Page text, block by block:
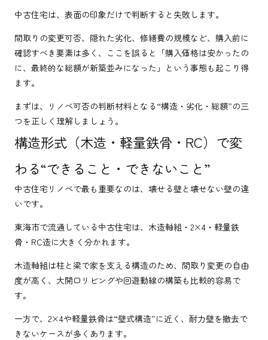
中古住宅は、表面の印象だけで判断すると失敗します。
間取りの変更可否、隠れた劣化、修繕費の規模など、購入前に
確認すべき要素は多く、ここを誤ると「購入価格は安かったの
に、最終的な総額が新築並みになった」という事態も起こり得
ます。
まずは、リノベ可否の判断材料となる“構造・劣化・総額”の三
つを正しく理解しましょう。
構造形式（木造・軽量鉄骨・RC）で変
わる“できること・できないこと”
中古住宅リノベで最も重要なのは、壊せる壁と壊せない壁の違
いです。
東海市で流通している中古住宅は、木造軸組・2×4・軽量鉄
骨・RC造に大きく分かれます。
木造軸組は柱と梁で家を支える構造のため、間取り変更の自由
度が高く、大開口リビングや回遊動線の構築も比較的容易で
す。
一方で、2×4や軽量鉄骨は“壁式構造”に近く、耐力壁を撤去で
きないケースが多くあります。